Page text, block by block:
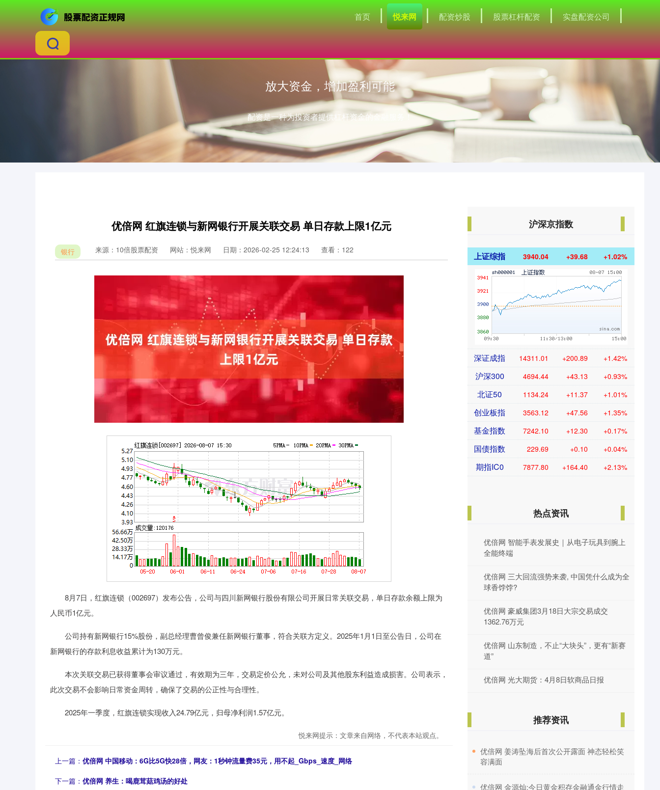
首页 悦来网 配资炒股 股票杠杆配资 实盘配资公司
放大资金，增加盈利可能
配资是一种为投资者提供杠杆资金的金融服务！
优倍网 红旗连锁与新网银行开展关联交易 单日存款上限1亿元
银行 来源：10倍股票配资 网站：悦来网 日期：2026-02-25 12:24:13 查看：122
8月7日，红旗连锁（002697）发布公告，公司与四川新网银行股份有限公司开展日常关联交易，单日存款余额上限为
人民币1亿元。
公司持有新网银行15%股份，副总经理曹曾俊兼任新网银行董事，符合关联方定义。2025年1月1日至公告日，公司在
新网银行的存款利息收益累计为130万元。
本次关联交易已获得董事会审议通过，有效期为三年，交易定价公允，未对公司及其他股东利益造成损害。公司表示，
此次交易不会影响日常资金周转，确保了交易的公正性与合理性。
2025年一季度，红旗连锁实现收入24.79亿元，归母净利润1.57亿元。
悦来网提示：文章来自网络，不代表本站观点。
上一篇： 优倍网 中国移动：6G比5G快28倍，网友：1秒钟流量费35元，用不起_Gbps_速度_网络
下一篇： 优倍网 养生：喝鹿茸菇鸡汤的好处
沪深京指数
上证综指 3940.04 +39.68 +1.02%
深证成指 14311.01 +200.89 +1.42%
沪深300 4694.44 +43.13 +0.93%
北证50 1134.24 +11.37 +1.01%
创业板指 3563.12 +47.56 +1.35%
基金指数 7242.10 +12.30 +0.17%
国债指数 229.69 +0.10 +0.04%
期指IC0 7877.80 +164.40 +2.13%
热点资讯
优倍网 智能手表发展史｜从电子玩具到腕上
全能终端
优倍网 三大回流强势来袭, 中国凭什么成为全
球香饽饽?
优倍网 豪威集团3月18日大宗交易成交
1362.76万元
优倍网 山东制造，不止“大块头”，更有“新赛
道”
优倍网 光大期货：4月8日软商品日报
推荐资讯
​优倍网 姜涛坠海后首次公开露面 神态轻松笑
容满面
​优倍网 金源灿:今日黄金积存金融通金行情走